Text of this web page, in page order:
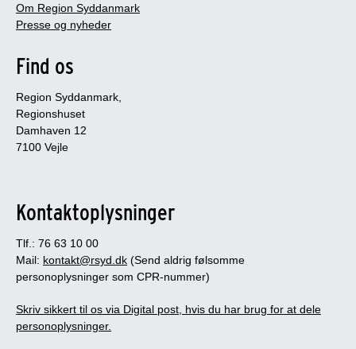
Om Region Syddanmark
Presse og nyheder
Find os
Region Syddanmark,
Regionshuset
Damhaven 12
7100 Vejle
Kontaktoplysninger
Tlf.: 76 63 10 00
Mail: kontakt@rsyd.dk (Send aldrig følsomme
personoplysninger som CPR-nummer)
Skriv sikkert til os via Digital post, hvis du har brug for at dele
personoplysninger.